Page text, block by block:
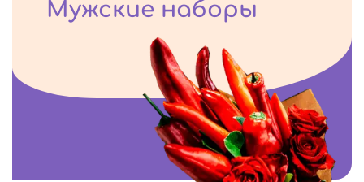
Мужские наборы